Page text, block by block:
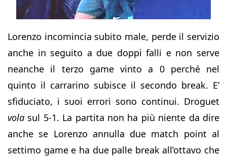
Lorenzo incomincia subito male, perde il servizio
anche in seguito a due doppi falli e non serve
neanche il terzo game vinto a 0 perché nel
quinto il carrarino subisce il secondo break. E’
sfiduciato, i suoi errori sono continui. Droguet
vola sul 5-1. La partita non ha più niente da dire
anche se Lorenzo annulla due match point al
settimo game e ha due palle break all’ottavo che